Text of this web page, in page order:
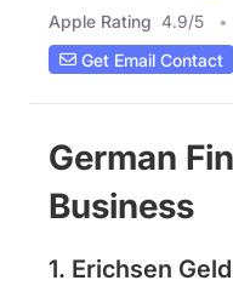
Apple Rating 4.9/5
Get Email Contact
German
Business
1. Erichsen